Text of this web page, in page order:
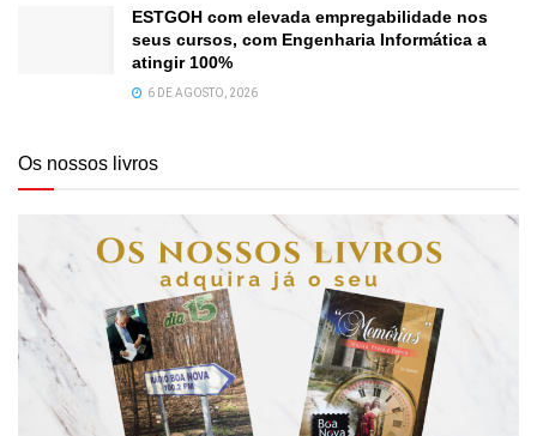
ESTGOH com elevada empregabilidade nos
seus cursos, com Engenharia Informática a
atingir 100%
6 DE AGOSTO, 2026
Os nossos livros